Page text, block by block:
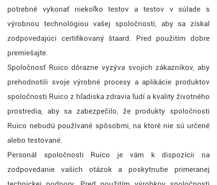
potrebné vykonať niekoľko testov a testov v súlade s
výrobnou technológiou vašej spoločnosti, aby sa získal
zodpovedajúci certifikovaný štaard. Pred použitím dobre
premiešajte.
Spoločnosť Ruico dôrazne vyzýva svojich zákazníkov, aby
prehodnotili svoje výrobné procesy a aplikácie produktov
spoločnosti Ruico z hľadiska zdravia ľudí a kvality životného
prostredia, aby sa zabezpečilo, že produkty spoločnosti
Ruico nebudú používané spôsobmi, na ktoré nie sú určené
alebo testované.
Personál spoločnosti Ruico je vám k dispozícii na
zodpovedanie vašich otázok a poskytnutie primeranej